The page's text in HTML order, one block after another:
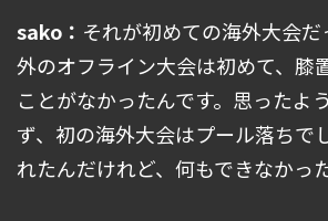
sako： それが初めての海外大会
外のオフライン大会は初めて、膝
ことがなかったんです。思ったよ
ず、初の海外大会はプール落ちで
れたんだけれど、何もできなかった